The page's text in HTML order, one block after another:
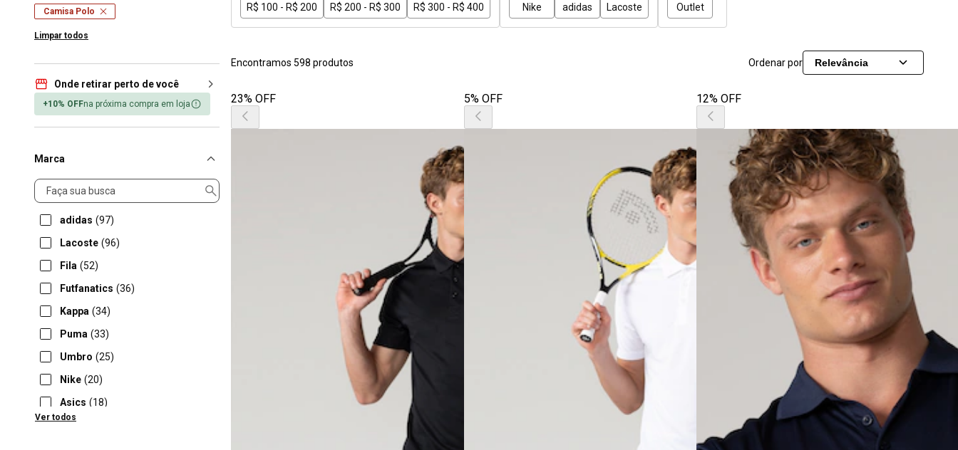
Camisa Polo
Limpar todos
Onde retirar perto de você
+10% OFFna próxima compra em loja
Marca
Marca
adidas (97)
Lacoste (96)
Fila (52)
Futfanatics (36)
Kappa (34)
Puma (33)
Umbro (25)
Nike (20)
Asics (18)
Betel
Ver todos
R$ 100 - R$ 200
R$ 200 - R$ 300 R$ 300 - R$ 400
Nike
adidas Lacoste
Outlet
Encontramos 598 produtos Ordenar por Relevância
23% OFF 5% OFF 12% OFF